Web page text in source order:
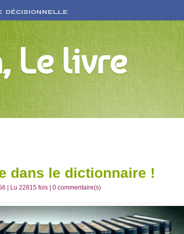
Le livre
dans le dictionnaire !
| Lu 22815 fois | 0 commentaire(s)